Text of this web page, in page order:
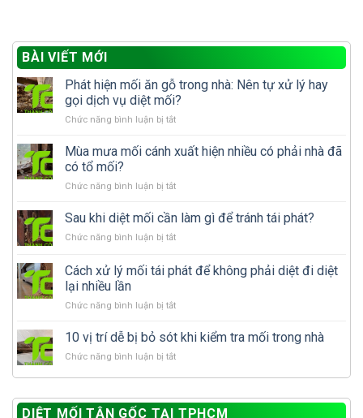
BÀI VIẾT MỚI
Phát hiện mối ăn gỗ trong nhà: Nên tự xử lý hay
gọi dịch vụ diệt mối?
Chức năng bình luận bị tắtở
hiện
mối
gỗ
nhà:
tự
lý
dịch
diệt
mối?
Mùa mưa mối cánh xuất hiện nhiều có phải nhà đã
có tổ mối?
Chức năng bình luận bị tắtở
mưa
cánh
hiện
phải
đã
mối?
Sau khi diệt mối cần làm gì để tránh tái phát?
Chức năng bình luận bị tắtở
khi
diệt
cần
gì
tránh
Cách xử lý mối tái phát để không phải diệt đi diệt
lại nhiều lần
Chức năng bình luận bị tắtở
xử
mối
để
không
10 vị trí dễ bị bỏ sót khi kiểm tra mối trong nhà
Chức năng bình luận bị tắtở
trí
dễ
DIỆT MỐI TẬN GỐC TẠI TPHCM